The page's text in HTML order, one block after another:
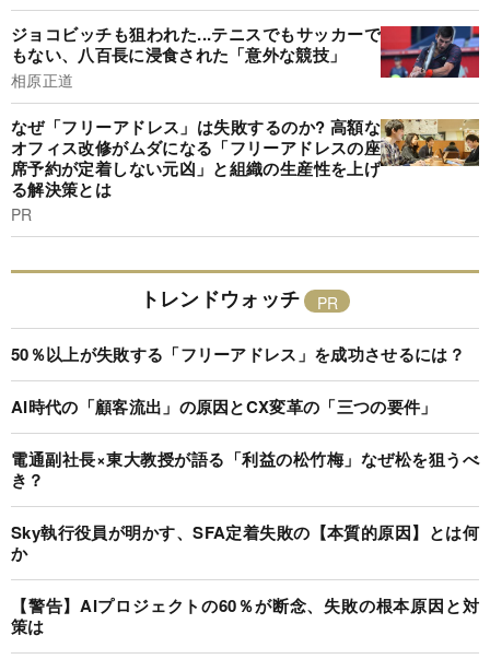
ジョコビッチも狙われた...テニスでもサッカーで
もない、八百長に浸食された「意外な競技」
相原正道
なぜ「フリーアドレス」は失敗するのか? 高額な
オフィス改修がムダになる「フリーアドレスの座
席予約が定着しない元凶」と組織の生産性を上げ
る解決策とは
PR
トレンドウォッチ
50％以上が失敗する「フリーアドレス」を成功させるには？
AI時代の「顧客流出」の原因とCX変革の「三つの要件」
電通副社長×東大教授が語る「利益の松竹梅」なぜ松を狙うべ
き？
Sky執行役員が明かす、SFA定着失敗の【本質的原因】とは何
か
【警告】AIプロジェクトの60％が断念、失敗の根本原因と対
策は